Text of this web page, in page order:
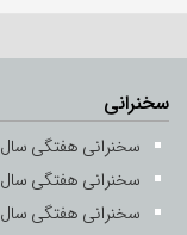
-
جلسه 20
جلسه 21
سخنرانی
سخنرانی هفتگی سال 1440 (1397-1...
سخنرانی هفتگی سال 1440 (1397-1...
سخنرانی هفتگی سال 1440 (1397-1...